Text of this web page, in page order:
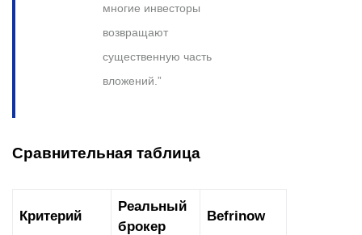
многие инвесторы
возвращают
существенную часть
вложений.”
Сравнительная таблица
Критерий
Реальный
брокер
Befrinow